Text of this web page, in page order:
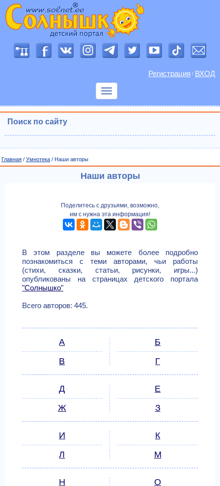
Регистрация / ВХОД
Показать
Поиск по сайту
Главная / Умнотека / Наши авторы
Наши авторы
Поделитесь с друзьями, возможно,
им с нужна эта информация!
В этом разделе вы можете более подробно
познакомиться с теми авторами, чьи работы
(стихи, сказки, статьи, рисунки, игры...)
опубликованы на страницах детского портала
"Солнышко"
Всего авторов: 445.
А
Б
В
Г
Д
Е
Ж
З
И
К
Л
М
Н
О